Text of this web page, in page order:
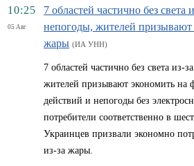
10:25
05 Авг
7 областей частично без света
непогоды, жителей
жары (ИА УНН)
7 областей частично без света из-
жителей призывают экономить на
действий и непогоды без
потребители соответственно в
Украинцев призвали экономно
из-за жары.